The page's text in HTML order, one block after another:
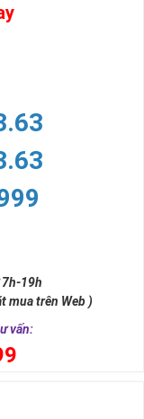
7h-19h
mua trên Web )
vấn: